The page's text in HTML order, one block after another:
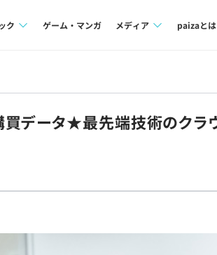
ク
覧
ゲーム・マンガ メディア
note
paizaとは
データ★最先端技術のクラ